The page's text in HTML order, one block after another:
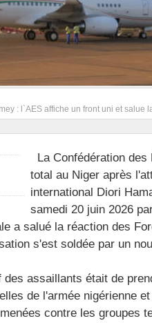
: l`AES affiche un front uni et salue
La Confédération
total au Niger après
international Diori
samedi 20 juin 2026
a salué la réaction des
s'est soldée par un
des assaillants était de
de l'armée nigérienne
contre les groupes